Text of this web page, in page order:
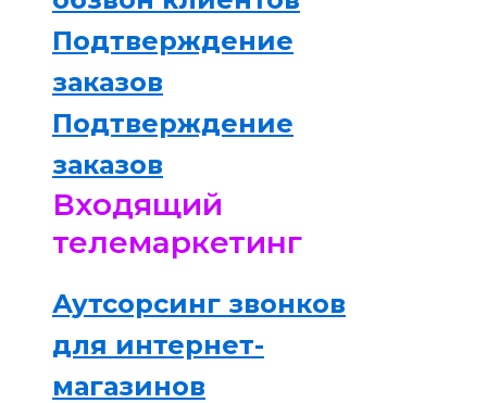
Подтверждение
заказов
Подтверждение
заказов
Входящий
телемаркетинг
Аутсорсинг звонков
для интернет-
магазинов